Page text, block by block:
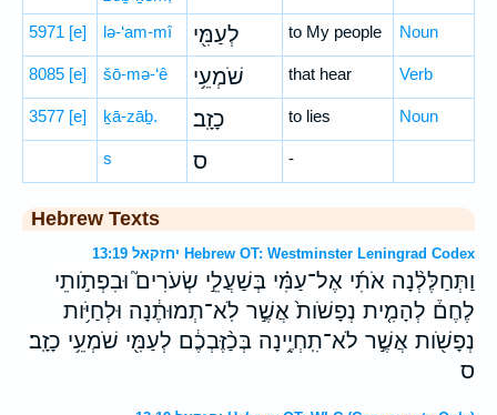
5971 [e] lə-‘am-mî לְעַמִּ֖י to My people Noun
8085 [e] šō-mə-‘ê שֹׁמְעֵ֥י that hear Verb
3577 [e] ḵā-zāḇ. כָזָֽב׃ to lies Noun
s ס -
Hebrew Texts
יחזקאל 13:19 Hebrew OT: Westminster Leningrad Codex
וַתְּחַלֶּלְ֨נָה אֹתִ֜י אֶל־עַמִּ֗י בְּשַׁעֲלֵ֣י שְׂעֹרִים֮ וּבִפְתֹ֣ותֵי
לֶחֶם֒ לְהָמִ֤ית נְפָשֹׁות֙ אֲשֶׁ֣ר לֹֽא־תְמוּתֶ֔נָה וּלְחַיֹּ֥ות
נְפָשֹׁ֖ות אֲשֶׁ֣ר לֹא־תִֽחְיֶ֑ינָה בְּכַ֨זֶּבְכֶ֔ם לְעַמִּ֖י שֹׁמְעֵ֥י כָזָֽב׃
ס